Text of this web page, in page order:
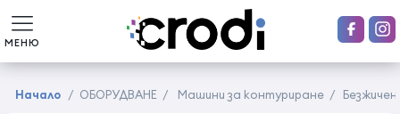
МЕНЮ
Начало / ОБОРУДВАНЕ / Машини за контуриране /